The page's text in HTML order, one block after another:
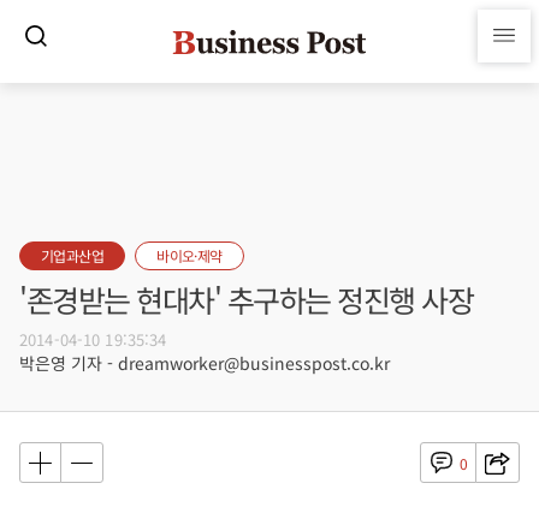
기업과산업 바이오·제약
'존경받는 현대차' 추구하는 정진행 사장
2014-04-10 19:35:34
박은영 기자 - dreamworker@businesspost.co.kr
0